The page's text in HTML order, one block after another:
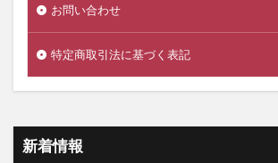
お問い合わせ
特定商取引法に基づく表記
新着情報